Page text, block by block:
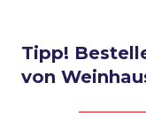
Tipp!
von